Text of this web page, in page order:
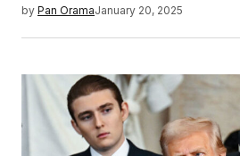
by Pan OramaJanuary 20, 2025